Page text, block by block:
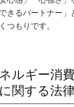
きるパートナー」
つもりです。
ルギー消
に関する法